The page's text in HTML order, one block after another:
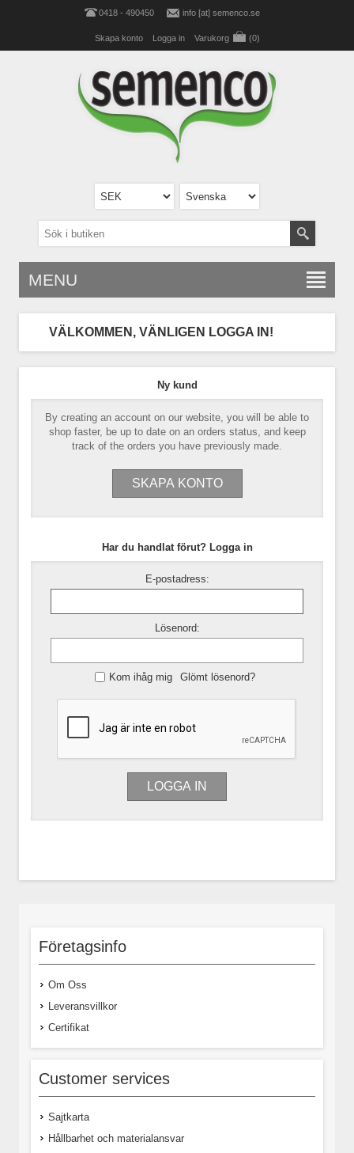
0418 - 490450 info [at] semenco.se
Skapa konto Logga in Varukorg (0)
MENU
VÄLKOMMEN, VÄNLIGEN LOGGA IN!
Ny kund
By creating an account on our website, you will be able to
shop faster, be up to date on an orders status, and keep
track of the orders you have previously made.
Har du handlat förut? Logga in
E-postadress:
Lösenord:
Kom ihåg mig Glömt lösenord?
Företagsinfo
Om Oss
Leveransvillkor
Certifikat
Customer services
Sajtkarta
Hållbarhet och materialansvar